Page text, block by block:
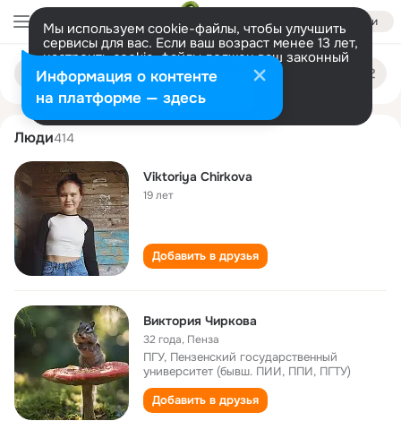
Войти
Мы используем cookie-файлы, чтобы улучшить
сервисы для вас. Если ваш возраст менее 13 лет,
настроить cookie-файлы должен ваш законный
представитель. Больше информации
Разрешить все Настроить
Поиск
людям
viktoriya chirkova
Люди414
Viktoriya Chirkova
19 лет
Добавить в друзья
Виктория Чиркова
32 года, Пенза
ПГУ, Пензенский государственный
университет (бывш. ПИИ, ППИ, ПГТУ)
Добавить в друзья
Информация о контенте
на платформе — здесь